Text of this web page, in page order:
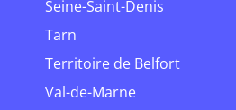
Seine-Saint-Denis
Tarn
Territoire de Belfort
Val-de-Marne